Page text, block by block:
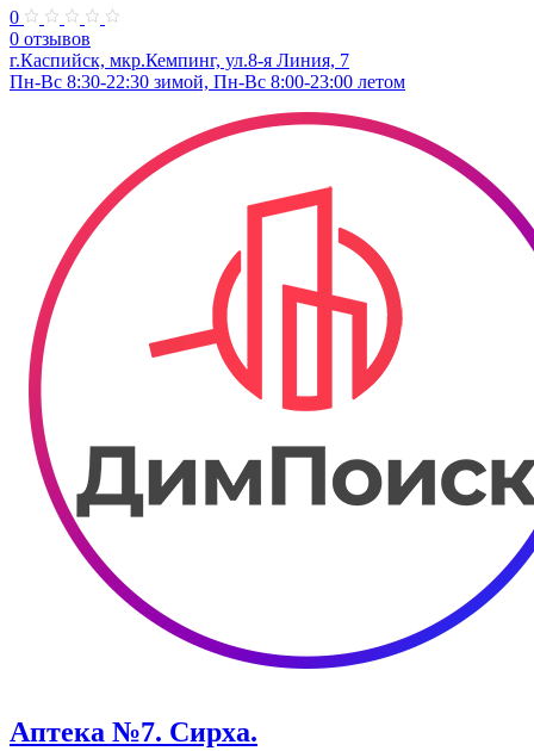
0
0 отзывов
г.Каспийск, мкр.Кемпинг, ул.​8-я Линия, 7
Пн-Вс 8:30-22:30 зимой, Пн-Вс 8:00-23:00 летом
Аптека №7. Сирха.